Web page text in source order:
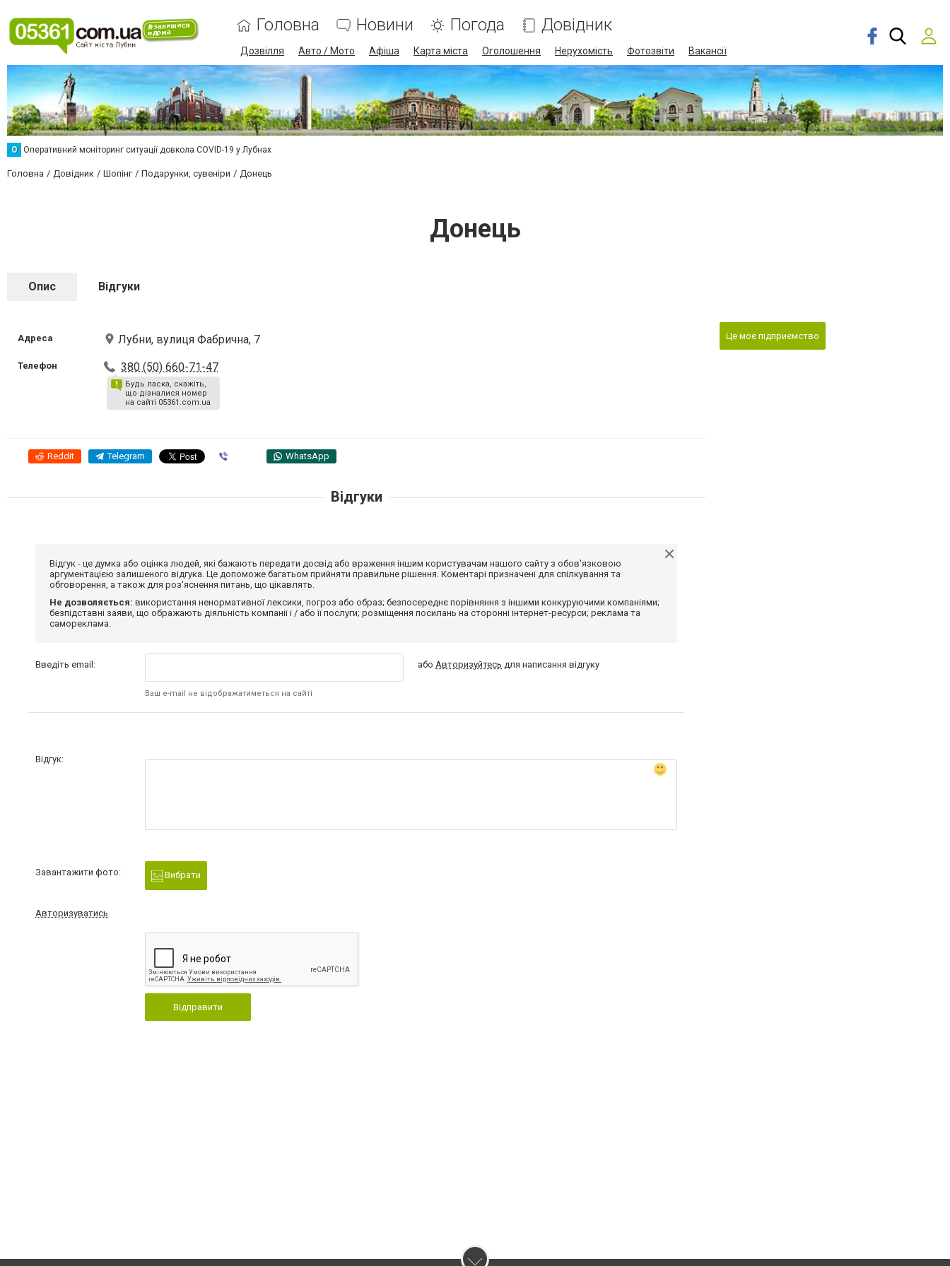
Головна Новини Погода Довідник
Дозвілля Авто / Мото Афіша Карта міста Оголошення Нерухомість Фотозвіти Вакансії
О Оперативний моніторинг ситуації довкола COVID-19 у Лубнах
Головна Довідник Шопінг Подарунки, сувеніри Донець
Донець
Опис Відгуки
Адреса Лубни, вулиця Фабрична, 7
Телефон 380 (50) 660-71-47
Будь ласка, скажіть,
що дізналися номер
на сайті 05361.com.ua
Reddit Telegram WhatsApp
Це моє підприємство
Відгуки
Відгук - це думка або оцінка людей, які бажають передати досвід або враження іншим користувачам нашого сайту з обов'язковою
аргументацією залишеного відгука. Це допоможе багатьом прийняти правильне рішення. Коментарі призначені для спілкування та
обговорення, а також для роз'яснення питань, що цікавлять.
Не дозволяється: використання ненормативної лексики, погроз або образ; безпосереднє порівняння з іншими конкуруючими компаніями;
безпідставні заяви, що ображають діяльність компанії і / або її послуги; розміщення посилань на сторонні інтернет-ресурси; реклама та
самореклама.
Введіть email:
Ваш e-mail не відображатиметься на сайті
абоАвторизуйтесь для написання відгуку
Відгук:
Завантажити фото: Вибрати
Авторизуватись
Відправити